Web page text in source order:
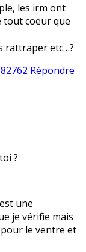
les irm ont
tout coeur que
rattraper etc…?
Répondre
?
une
je vérifie mais
pour le ventre et